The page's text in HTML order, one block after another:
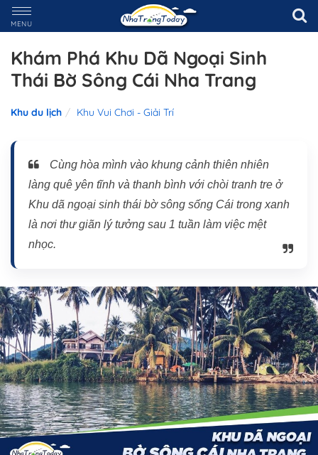
MENU
Khám Phá Khu Dã Ngoại Sinh
Thái Bờ Sông Cái Nha Trang
Khu du lịch Khu Vui Chơi - Giải Trí
Cùng hòa mình vào khung cảnh thiên nhiên
làng quê yên tĩnh và thanh bình với chòi tranh tre ở
Khu dã ngoại sinh thái bờ sông sống Cái trong xanh
là nơi thư giãn lý tưởng sau 1 tuần làm việc mệt
nhọc.